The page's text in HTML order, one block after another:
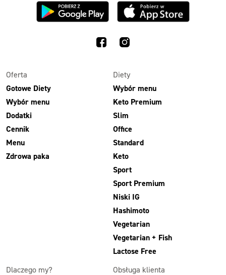
Oferta
Gotowe Diety
Wybór menu
Dodatki
Cennik
Menu
Zdrowa paka
Diety
Wybór menu
Keto Premium
Slim
Office
Standard
Keto
Sport
Sport Premium
Niski IG
Hashimoto
Vegetarian
Vegetarian + Fish
Lactose Free
Dlaczego my? Obsługa klienta